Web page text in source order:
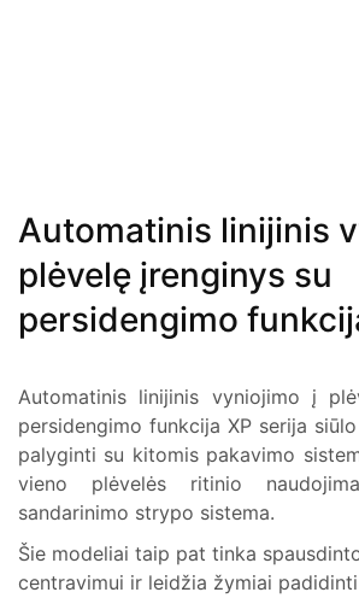
Automatinis linijinis
plėvelę įrenginys su
persidengimo
Automatinis linijinis vyniojimo į
persidengimo funkcija XP serija
palyginti su kitomis pakavimo
vieno plėvelės ritinio
sandarinimo strypo sistema.
Šie modeliai taip pat tinka
centravimui ir leidžia žymiai padidinti